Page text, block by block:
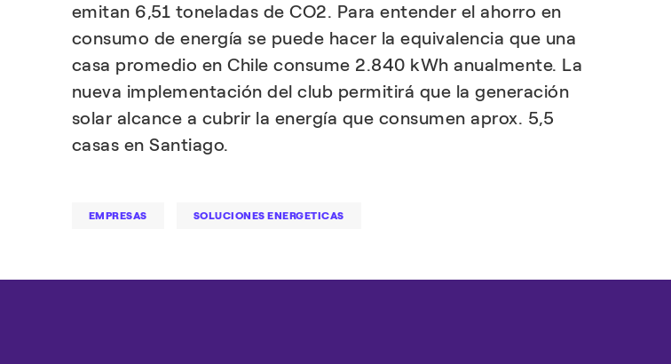
emitan 6,51 toneladas de CO2. Para entender el ahorro en
consumo de energía se puede hacer la equivalencia que una
casa promedio en Chile consume 2.840 kWh anualmente. La
nueva implementación del club permitirá que la generación
solar alcance a cubrir la energía que consumen aprox. 5,5
casas en Santiago.
EMPRESAS SOLUCIONES ENERGETICAS